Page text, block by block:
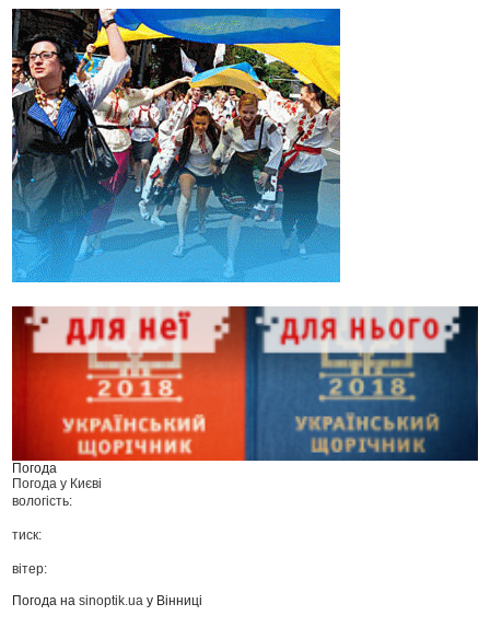
Погода
Погода у Києві
вологість:
тиск:
вітер:
Погода наsinoptik.ua у Вінниці